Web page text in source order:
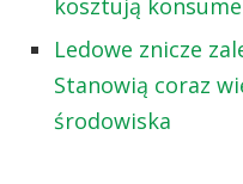
Ledowe znicze
Stanowią coraz
środowiska